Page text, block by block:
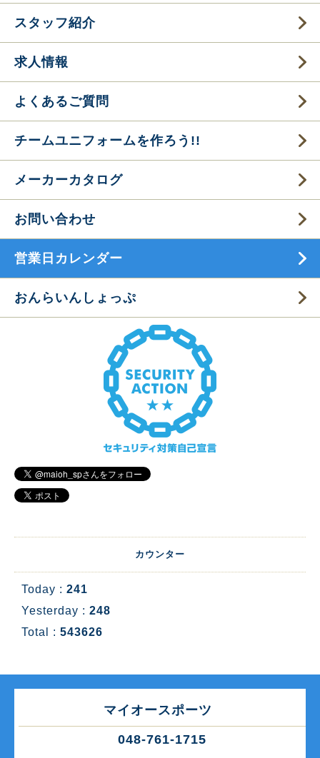
スタッフ紹介
求人情報
よくあるご質問
チームユニフォームを作ろう!!
メーカーカタログ
お問い合わせ
営業日カレンダー
おんらいんしょっぷ
カウンター
Today : 241
Yesterday : 248
Total : 543626
マイオースポーツ
048-761-1715